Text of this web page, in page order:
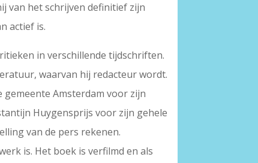
van het schrijven definitief zijn
actief is.
in verschillende tijdschriften.
waarvan hij redacteur wordt.
Amsterdam voor zijn
Huygensprijs voor zijn gehele
van de pers rekenen.
is. Het boek is verfilmd en als